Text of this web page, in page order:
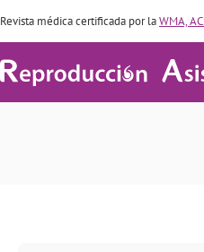
Revista médica certificada por laWMA,